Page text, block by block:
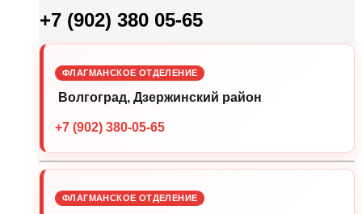
+7 (902) 380 05-65
ФЛАГМАНСКОЕ ОТДЕЛЕНИЕ
Волгоград, Дзержинский район
+7 (902) 380-05-65
ФЛАГМАНСКОЕ ОТДЕЛЕНИЕ